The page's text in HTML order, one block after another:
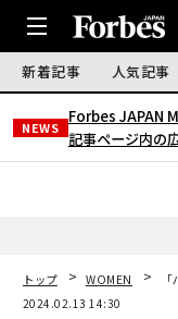
新着記事 人気記事
NEWS
Forbes JAPAN
記事ページ内の
トップ WOMEN
2024.02.13 14:30